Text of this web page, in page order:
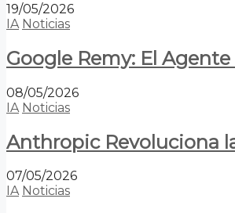
19/05/2026
IA Noticias
Google Remy: El
08/05/2026
IA Noticias
Anthropic Revoluciona
07/05/2026
IA Noticias